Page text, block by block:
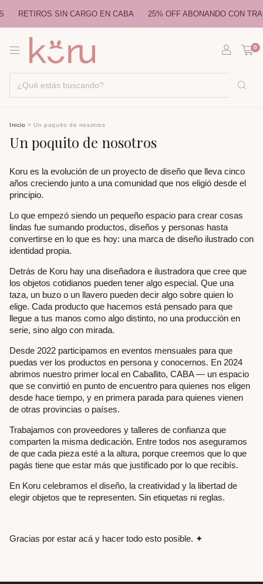
RETIROS SIN CARGO EN CABA 25% OFF ABONANDO CON
0
Inicio > Un poquito de nosotros
Un poquito de nosotros
Koru es la evolución de un proyecto de diseño que lleva cinco
años creciendo junto a una comunidad que nos eligió desde el
principio.
Lo que empezó siendo un pequeño espacio para crear cosas
lindas fue sumando productos, diseños y personas hasta
convertirse en lo que es hoy: una marca de diseño ilustrado con
identidad propia.
Detrás de Koru hay una diseñadora e ilustradora que cree que
los objetos cotidianos pueden tener algo especial. Que una
taza, un buzo o un llavero pueden decir algo sobre quien lo
elige. Cada producto que hacemos está pensado para que
llegue a tus manos como algo distinto, no una producción en
serie, sino algo con mirada.
Desde 2022 participamos en eventos mensuales para que
puedas ver los productos en persona y conocernos. En 2024
abrimos nuestro primer local en Caballito, CABA — un espacio
que se convirtió en punto de encuentro para quienes nos eligen
desde hace tiempo, y en primera parada para quienes vienen
de otras provincias o países.
Trabajamos con proveedores y talleres de confianza que
comparten la misma dedicación. Entre todos nos aseguramos
de que cada pieza esté a la altura, porque creemos que lo que
pagás tiene que estar más que justificado por lo que recibís.
En Koru celebramos el diseño, la creatividad y la libertad de
elegir objetos que te representen. Sin etiquetas ni reglas.
Gracias por estar acá y hacer todo esto posible. ✦